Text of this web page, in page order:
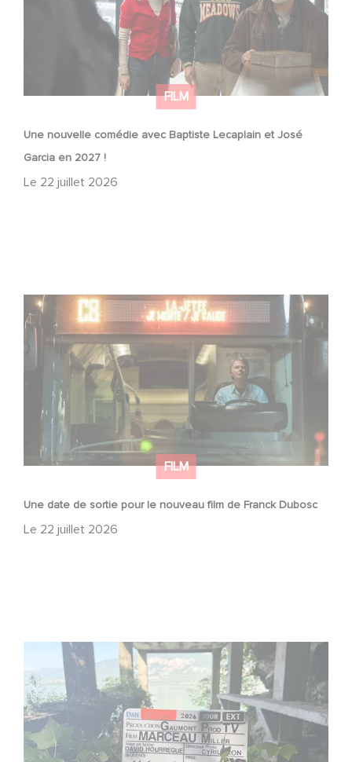
FILM
Une nouvelle comédie avec Baptiste Lecaplain et José
Garcia en 2027 !
Le 22 juillet 2026
FILM
Une date de sortie pour le nouveau film de Franck Dubosc
Le 22 juillet 2026
Une date de sortie pour le nouveau film de Franck
Dubosc
Le tournage de la mini-série Le Roman de Marceau Miller
a débuté